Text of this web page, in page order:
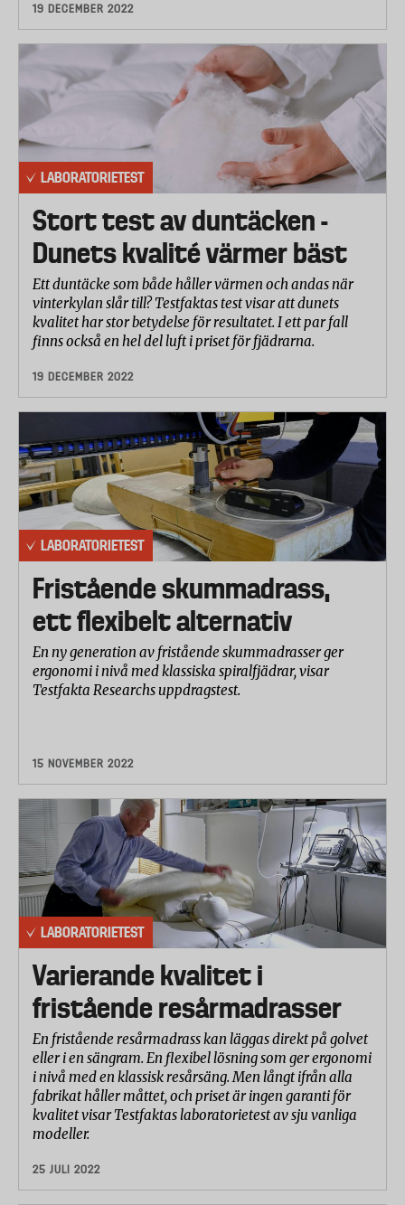
19 DECEMBER 2022
LABORATORIETEST
Stort test av duntäcken -
Dunets kvalité värmer bäst
Ett duntäcke som både håller värmen och andas när
vinterkylan slår till? Testfaktas test visar att dunets
kvalitet har stor betydelse för resultatet. I ett par fall
finns också en hel del luft i priset för fjädrarna.
19 DECEMBER 2022
LABORATORIETEST
Fristående skummadrass,
ett flexibelt alternativ
En ny generation av fristående skummadrasser ger
ergonomi i nivå med klassiska spiralfjädrar, visar
Testfakta Researchs uppdragstest.
15 NOVEMBER 2022
LABORATORIETEST
Varierande kvalitet i
fristående resårmadrasser
En fristående resårmadrass kan läggas direkt på golvet
eller i en sängram. En flexibel lösning som ger ergonomi
i nivå med en klassisk resårsäng. Men långt ifrån alla
fabrikat håller måttet, och priset är ingen garanti för
kvalitet visar Testfaktas laboratorietest av sju vanliga
modeller.
25 JULI 2022